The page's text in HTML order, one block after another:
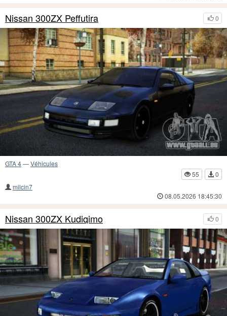
0
Nissan 300ZX Peffutira
GTA 4—Véhicules
55
0
milcin7
08.05.2026 18:45:30
0
Nissan 300ZX Kudiqimo